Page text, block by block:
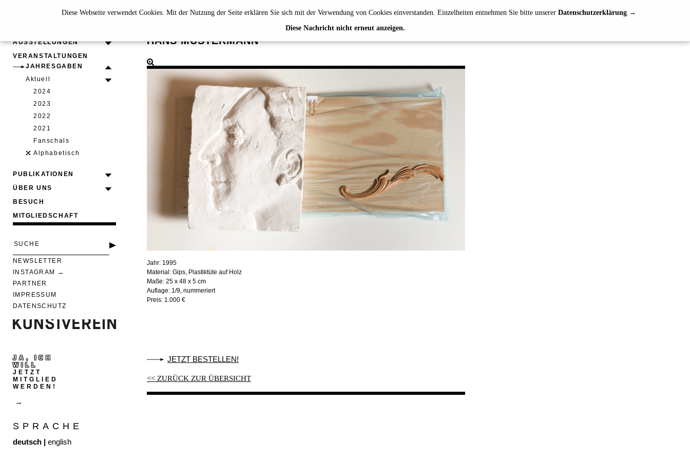
Diese Webseite verwendet Cookies. Mit der Nutzung der Seite erklären Sie sich mit der Verwendung von Cookies einverstanden. Einzelheiten entnehmen Sie bitte unserer Datenschutzerklärung.
Diese Nachricht nicht erneut anzeigen.
AUSSTELLUNGEN
VERANSTALTUNGEN
JAHRESGABEN
Aktuell
2024
2023
2022
2021
Fanschals
Alphabetisch
PUBLIKATIONEN
ÜBER UNS
BESUCH
MITGLIEDSCHAFT
NEWSLETTER
INSTAGRAM
PARTNER
IMPRESSUM
DATENSCHUTZ
JA, ICH
WILL
JETZT
MITGLIED
WERDEN!
SPRACHE
deutsch | english
SILKE REHBERG
HANS MUSTERMANN
Jahr: 1995
Material: Gips, Plastiktüte auf Holz
Maße: 25 x 48 x 5 cm
Auflage: 1/9, nummeriert
Preis: 1.000 €
JETZT BESTELLEN!
<< ZURÜCK ZUR ÜBERSICHT